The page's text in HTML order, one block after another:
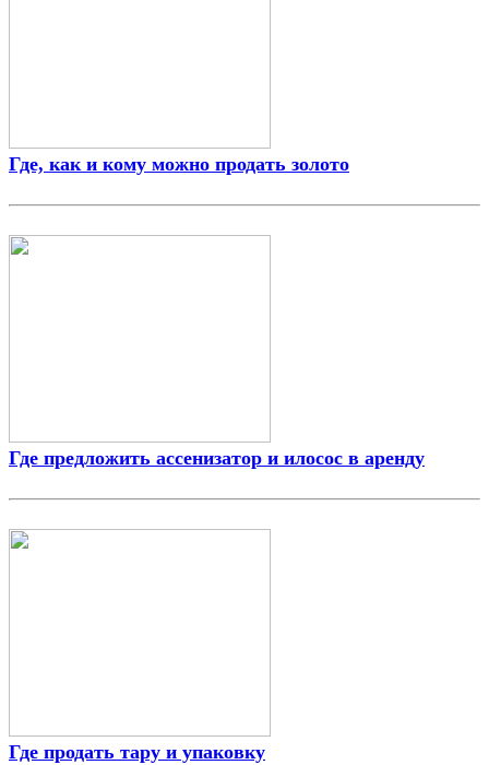
Где, как и кому можно продать золото
Где предложить ассенизатор и илосос в аренду
Где продать тару и упаковку